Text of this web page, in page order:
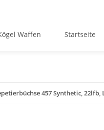
Waffen Startseite
457 Synthetic, 22lfb,